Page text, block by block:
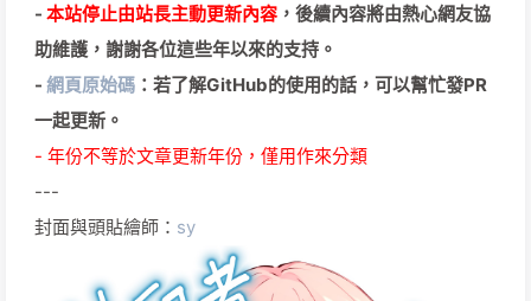
- 本站停止由站長主動更新內容 ，後續內容將由熱心網友協
助維護，謝謝各位這些年以來的支持。
- 網頁原始碼 ：若了解GitHub的使用的話，可以幫忙發PR
一起更新。
- 年份不等於文章更新年份，僅用作來分類
---
封面與頭貼繪師： sy